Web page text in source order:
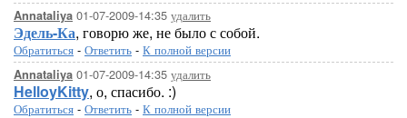
Annataliya 01-07-2009-14:35 удалить
Эдель-Ка, говорю же, не было с собой.
Обратиться - Ответить - К полной версии
Annataliya 01-07-2009-14:35 удалить
HelloyKitty, о, спасибо. :)
Обратиться - Ответить - К полной версии